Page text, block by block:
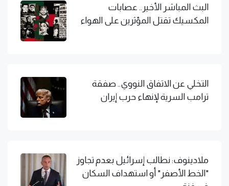
البث المباشر الأخير.. عصابات
المكسيك تقتل المؤثرين على الهواء
التخلي عن الاتفاق النووي.. صفقة
ترامب السرية لإنهاء حرب إيران
ملادينوف: نطالب إسرائيل بعدم تجاوز
"الخط الأصفر" أو استهداف السكان